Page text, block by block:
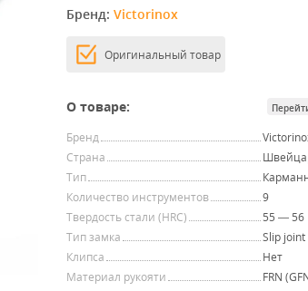
Бренд: Victorinox
Оригинальный товар
О товаре:
Бренд
Страна
Тип
Количество инструментов
9
Твердость стали (HRC)
55 — 56
Тип замка
Slip joint
Клипса
Нет
Материал рукояти
FRN